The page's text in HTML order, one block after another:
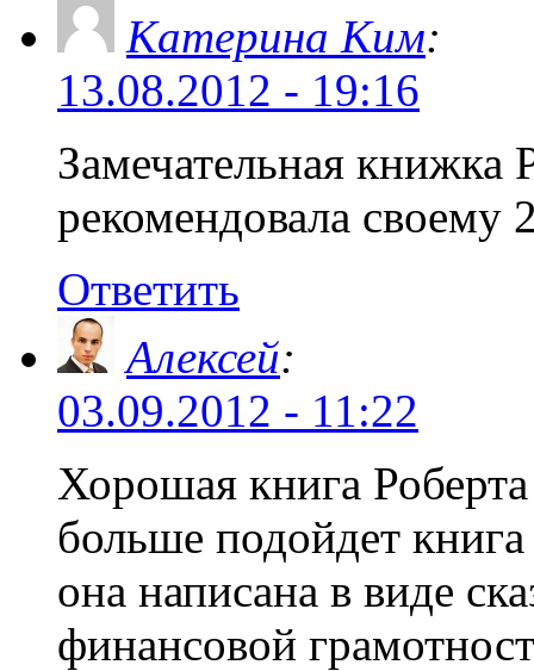
Катерина Ким:
13.08.2012 - 19:16
Замечательная книжка
рекомендовала своему
Ответить
Алексей:
03.09.2012 - 11:22
Хорошая книга
больше подойдет
она написана в виде
финансовой